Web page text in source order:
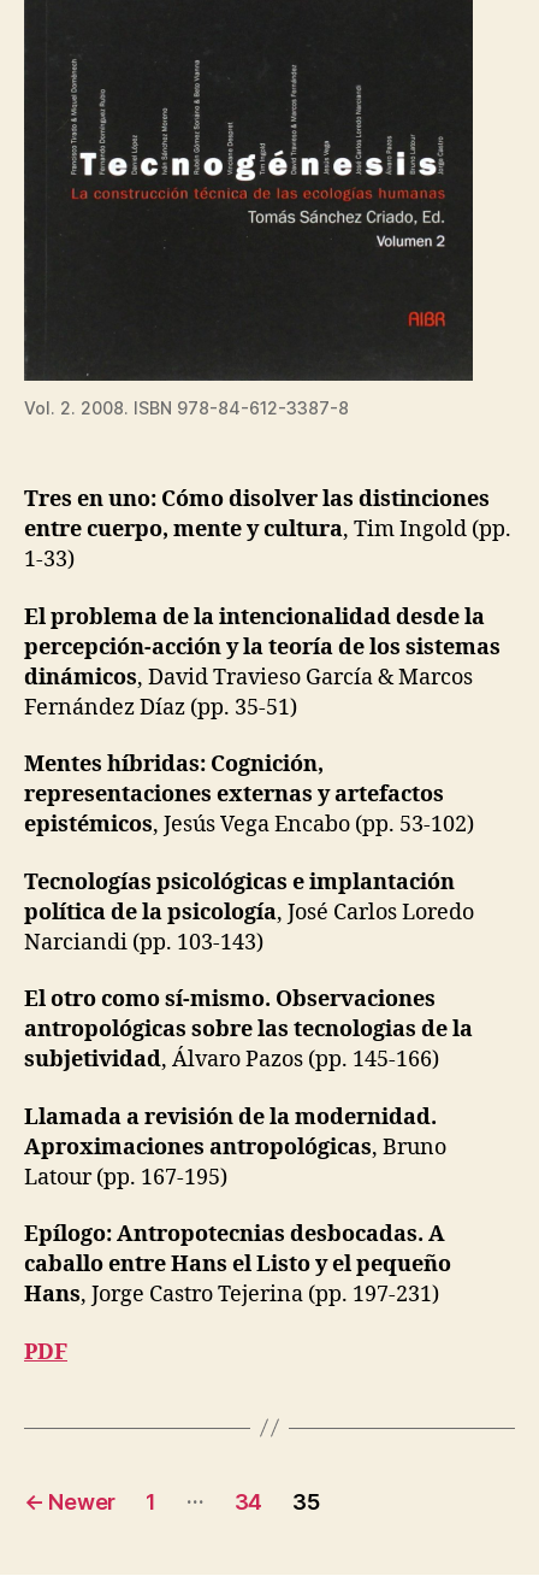
Vol. 2. 2008. ISBN 978-84-612-3387-8
Tres en uno: Cómo disolver las distinciones
entre cuerpo, mente y cultura, Tim Ingold (pp.
1-33)
El problema de la intencionalidad desde la
percepción-acción y la teoría de los sistemas
dinámicos, David Travieso García & Marcos
Fernández Díaz (pp. 35-51)
Mentes híbridas: Cognición,
representaciones externas y artefactos
epistémicos, Jesús Vega Encabo (pp. 53-102)
Tecnologías psicológicas e implantación
política de la psicología, José Carlos Loredo
Narciandi (pp. 103-143)
El otro como sí-mismo. Observaciones
antropológicas sobre las tecnologias de la
subjetividad, Álvaro Pazos (pp. 145-166)
Llamada a revisión de la modernidad.
Aproximaciones antropológicas, Bruno
Latour (pp. 167-195)
Epílogo: Antropotecnias desbocadas. A
caballo entre Hans el Listo y el pequeño
Hans, Jorge Castro Tejerina (pp. 197-231)
PDF
Posts
← Newer 1 … 34 35